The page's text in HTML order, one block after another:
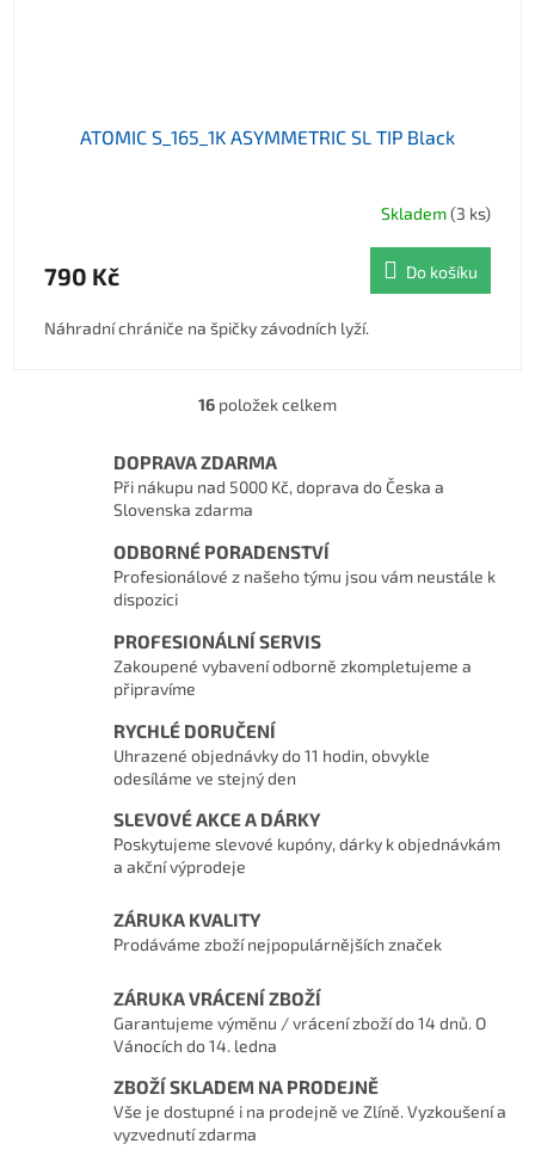
ATOMIC S_165_1K ASYMMETRIC SL TIP Black
Skladem(3 ks)
790 Kč Do košíku
Náhradní chrániče na špičky závodních lyží.
Ovládací prvky výpisu
16 položek celkem
DOPRAVA ZDARMA
Při nákupu nad 5000 Kč, doprava do Česka a
Slovenska zdarma
ODBORNÉ PORADENSTVÍ
Profesionálové z našeho týmu jsou vám neustále k
dispozici
PROFESIONÁLNÍ SERVIS
Zakoupené vybavení odborně zkompletujeme a
připravíme
RYCHLÉ DORUČENÍ
Uhrazené objednávky do 11 hodin, obvykle
odesíláme ve stejný den
SLEVOVÉ AKCE A DÁRKY
Poskytujeme slevové kupóny, dárky k objednávkám
a akční výprodeje
ZÁRUKA KVALITY
Prodáváme zboží nejpopulárnějších značek
ZÁRUKA VRÁCENÍ ZBOŽÍ
Garantujeme výměnu / vrácení zboží do 14 dnů. O
Vánocích do 14. ledna
ZBOŽÍ SKLADEM NA PRODEJNĚ
Vše je dostupné i na prodejně ve Zlíně. Vyzkoušení a
vyzvednutí zdarma